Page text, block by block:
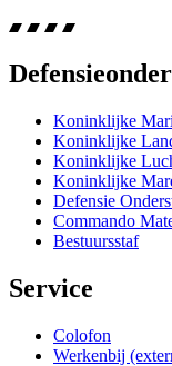
Koninklijke
Koninklijke
Koninklijke
Koninklijke
Defensie
Commando
Bestuursstaf
Service
Colofon
Werkenbij